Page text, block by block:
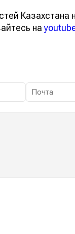
Казахстана
на